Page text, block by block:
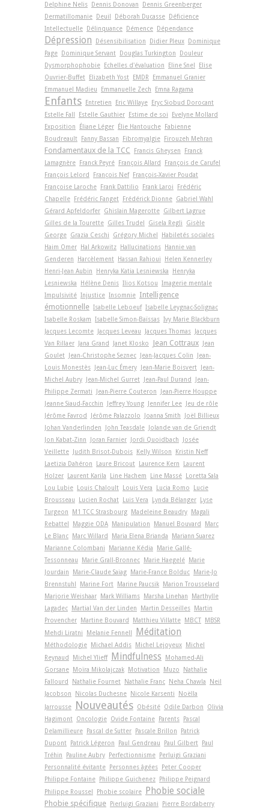
Delphine Nelis
Dennis Donovan
Dennis Greenberger
Dermatillomanie
Deuil Déborah Ducasse
Déficience
Intellectuelle
Délinquance Démence Dépendance
Dépression Désensibilisation Didier Pleux
Dominique
Page
Dominique Servant Douglas Turkington
Douleur
Dysmorphophobie
Echelles d'évaluation Eline Snel
Elise
Ouvrier-Buffet
Elizabeth Yost EMDR
Emmanuel Granier
Emmanuel Madieu
Emmanuelle Zech Emna Ragama
Enfants Entretien Eric Willaye
Eryc Siobud Dorocant
Estelle Fall
Estelle Gauthier Estime de soi
Evelyne Mollard
Exposition
Éliane Léger Élie Hantouche
Fabienne
Boudreault
Fanny Bassan Fibromyalgie Firouzeh Mehran
Fondamentaux de la TCC Francis Gheysen
Franck
Lamagnère
Franck Peyré François Allard
François de Carufel
François Lelord
François Nef
François-Xavier Poudat
Françoise Laroche
Frank Dattilio Frank Laroi
Frédéric
Chapelle
Frédéric Fanget Frédérick Dionne Gabriel Wahl
Gérard Apfeldorfer Ghislain Magerotte Gilbert Lagrue
Gilles de la Tourette Gilles Trudel Gisela Regli
Gisèle
George Grazia Ceschi Grégory Michel
Habiletés sociales
Haim Omer
Hal Arkowitz Hallucinations
Hannie van
Genderen
Harcèlement Hassan Rahioui
Helen Kennerley
Henri-Jean Aubin
Henryka Katia Lesniewska
Henryka
Lesniewska
Hélène Denis Ilios Kotsou Imagerie mentale
Impulsivité Injustice Insomnie Intelligence
émotionnelle Isabelle Leboeuf Isabelle Leygnac-Solignac
Isabelle Roskam Isabelle Simon-Baïssas Ivy Marie Blackburn
Jacques Lecomte
Jacques Leveau Jacques Thomas
Jacques
Van Rillaer
Jana Grand Janet Klosko Jean Cottraux
Jean
Goulet
Jean-Christophe Seznec Jean-Jacques Colin
Jean-
Louis Monestès
Jean-Luc Émery Jean-Marie Boisvert
Jean-
Michel Aubry
Jean-Michel Gurret Jean-Paul Durand
Jean-
Philippe Zermati
Jean-Pierre Couteron
Jean-Pierre Houppe
Jeanne Siaud-Facchin
Jeffrey Young Jennifer Lee
Jeu de rôle
Jérôme Favrod
Jérôme Palazzolo Joanna Smith
Joël Billieux
Johan Vanderlinden
John Teasdale
Jolande van de Griendt
Jon Kabat-Zinn
Joran Farnier Jordi Quoidbach
Josée
Veillette
Judith Brisot-Dubois Kelly Wilson
Kristin Neff
Laetizia Dahéron
Laure Bricout Laurence Kern
Laurent
Holzer
Laurent Karila Line Hachem Line Massé
Loretta Sala
Lou Lubie
Louis Chaloult Louis Vera Lucia Romo
Lucie
Brousseau
Lucien Rochat Luis Vera Lynda Bélanger
Lyse
Turgeon
M1 TCC Strasbourg Madeleine Beaudry
Magali
Rebattel
Maggie ODA Manipulation Manuel Bouvard
Marc
Le Blanc
Marc Willard Maria Elena Brianda
Mariann Suarez
Marianne Colombani
Marianne Kédia
Marie Gallé-
Tessonneau
Marie Grall-Bronnec Marie Haegelé
Marie
Jourdain
Marie-Claude Saiag Marie-France Bolduc
Marie-Jo
Brennstuhl
Marine Fort Marine Paucsik
Marion Trousselard
Marjorie Weishaar
Mark Williams Marsha Linehan
Marthylle
Lagadec
Martial Van der Linden Martin Desseilles
Martin
Provencher
Martine Bouvard Matthieu Villatte MBCT
MBSR
Mehdi Liratni
Melanie Fennell Méditation
Méthodologie Michael Addis Michel Lejoyeux
Michel
Reynaud
Michel Ylieff Mindfulness
Mohamed-Ali
Gorsane
Moïra Mikolajczak Motivation Muzo
Nathalie
Fallourd
Nathalie Fournet Nathalie Franc Neha Chawla
Neil
Jacobson
Nicolas Duchesne Nicole Karsenti
Noëlla
Jarrousse
Nouveautés Obésité Odile Darbon
Olivia
Hagimont Oncologie Ovide Fontaine Parents
Pascal
Delamillieure
Pascal de Sutter Pascale Brillon
Patrick
Dupont
Patrick Légeron Paul Gendreau Paul Gilbert
Paul
Tréhin
Pauline Aubry Perfectionnisme
Perluigi Graziani
Personnalité évitante
Personnes âgées
Peter Cooper
Philippe Fontaine
Philippe Guichenez
Philippe Peignard
Philippe Roussel
Phobie scolaire Phobie sociale
Phobie spécifique Pierluigi Graziani
Pierre Bordaberry